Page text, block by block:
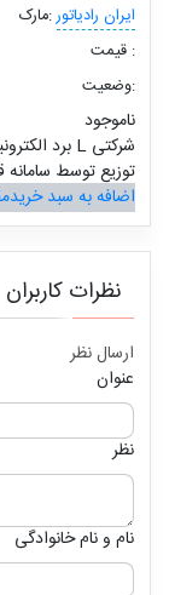
مارک:ایران رادیاتور
قیمت :
وضعیت:
ناموجود
برد الکترونیک پکیج شوفاژ دیواری ایران رادیاتور سری ال L شرکتی
توزیع توسط
اضافه به سبد خرید
نظرات کاربران
ارسال نظر
عنوان
نظر
نام و نام خانوادگی